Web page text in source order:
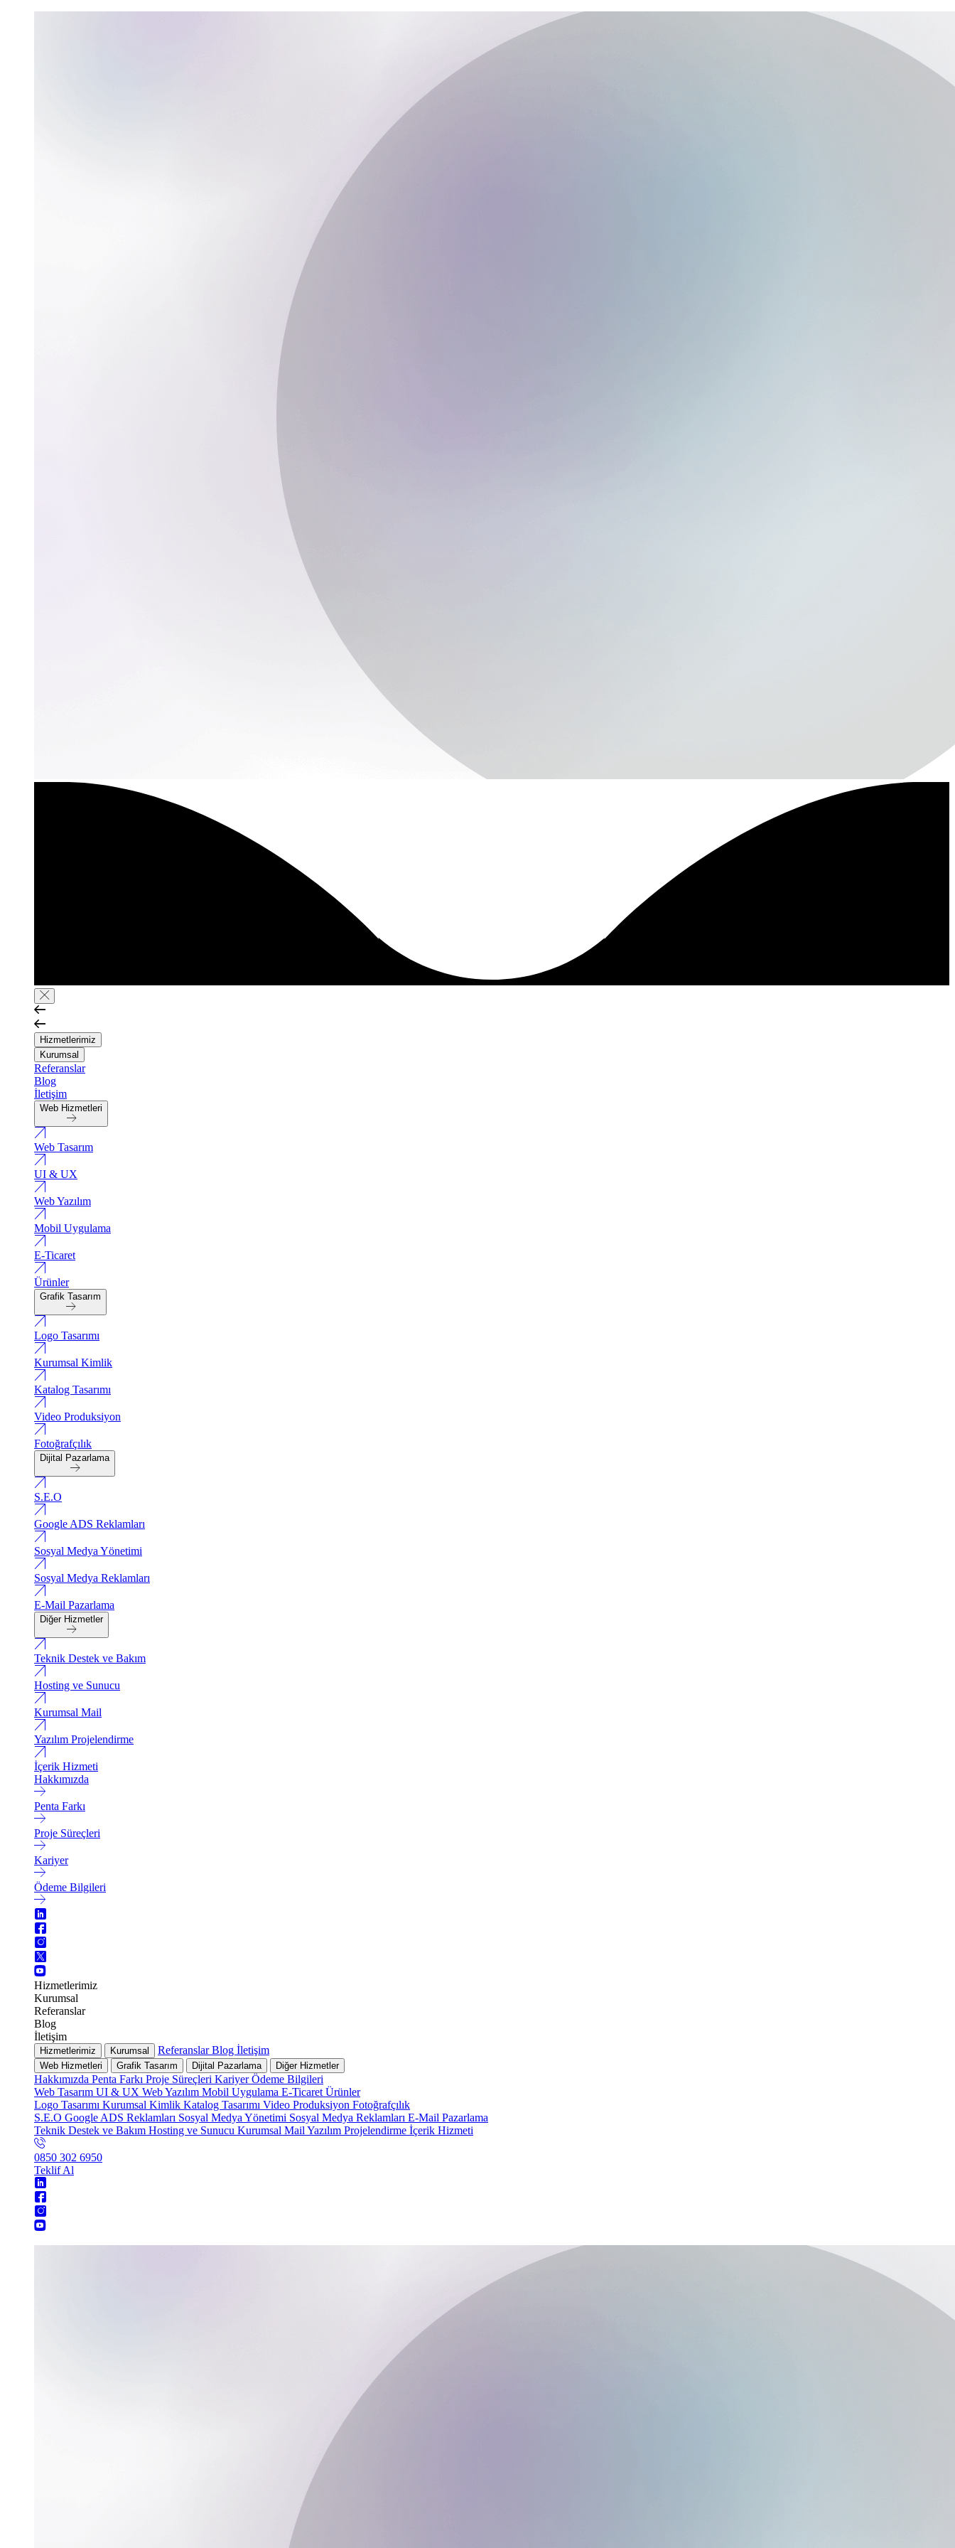
Hizmetlerimiz
Kurumsal
Referanslar
Blog
İletişim
Web Hizmetleri
Web Tasarım
UI & UX
Web Yazılım
Mobil Uygulama
E-Ticaret
Ürünler
Grafik Tasarım
Logo Tasarımı
Kurumsal Kimlik
Katalog Tasarımı
Video Produksiyon
Fotoğrafçılık
Dijital Pazarlama
S.E.O
Google ADS Reklamları
Sosyal Medya Yönetimi
Sosyal Medya Reklamları
E-Mail Pazarlama
Diğer Hizmetler
Teknik Destek ve Bakım
Hosting ve Sunucu
Kurumsal Mail
Yazılım Projelendirme
İçerik Hizmeti
Hakkımızda
Penta Farkı
Proje Süreçleri
Kariyer
Ödeme Bilgileri
Hizmetlerimiz
Kurumsal
Referanslar
Blog
İletişim
Hizmetlerimiz Kurumsal ReferanslarBlog İletişim
Web Hizmetleri Grafik Tasarım Dijital Pazarlama Diğer Hizmetler
Hakkımızda Penta Farkı Proje Süreçleri KariyerÖdeme Bilgileri
Web Tasarım UI & UX Web Yazılım Mobil Uygulama E-Ticaret Ürünler
Logo Tasarımı Kurumsal Kimlik Katalog Tasarımı Video Produksiyon Fotoğrafçılık
S.E.O Google ADS Reklamları Sosyal Medya Yönetimi Sosyal Medya Reklamları E-Mail Pazarlama
Teknik Destek ve Bakım Hosting ve Sunucu Kurumsal Mail Yazılım Projelendirme İçerik Hizmeti
0850 302 6950
Teklif Al